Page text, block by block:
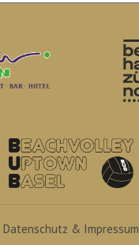
Datenschutz & Impressum